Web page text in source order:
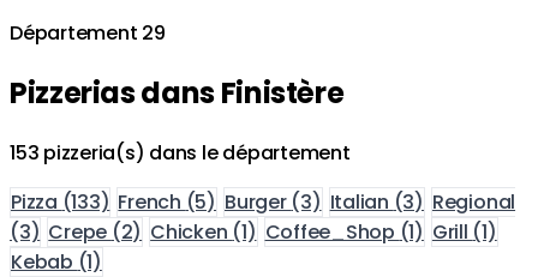
Département 29
Pizzerias dans Finistère
153 pizzeria(s) dans le département
Pizza (133) French (5) Burger (3) Italian (3) Regional
(3) Crepe (2) Chicken (1) Coffee_Shop (1) Grill (1)
Kebab (1)